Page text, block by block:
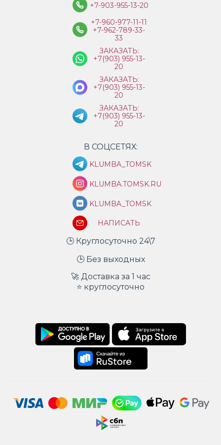
+7-903-955-13-20
+7-960-977-11-11
+7-962-789-33-
33
ЗАКАЗАТЬ:
+7(903) 955-13-
20
ЗАКАЗАТЬ:
+7(903) 955-13-
20
ЗАКАЗАТЬ:
+7(903) 955-13-
20
В СОЦСЕТЯХ:
KLUMBA_TOMSK
KLUMBA.TOMSK.RU
KLUMBA_TOMSK
НАПИСАТЬ
🕒 Круглосуточно 24\7
🕒 Без выходных
🚀 Доставка за 1 час
⭐ круглосуточно